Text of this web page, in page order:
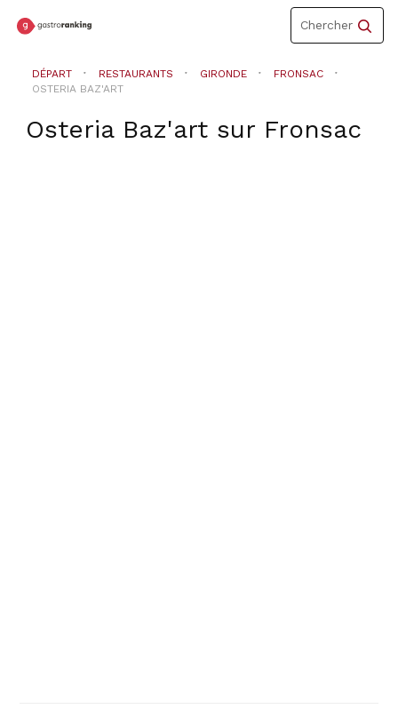
Toggle
navigation
Chercher
DÉPART RESTAURANTS GIRONDE
FRONSAC
OSTERIA BAZ'ART
Osteria Baz'art sur Fronsac